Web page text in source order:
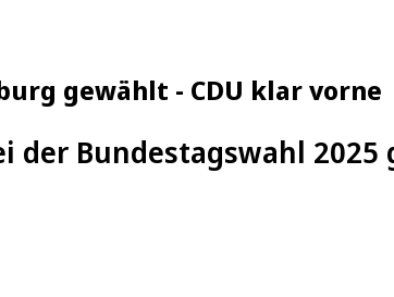
gewählt - CDU klar vorne
der Bundestagswahl